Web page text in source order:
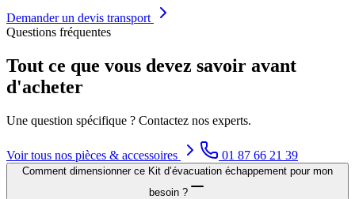
Demander un devis transport
Questions fréquentes
Tout ce que vous devez savoir avant
d'acheter
Une question spécifique ? Contactez nos experts.
Voir tous nos pièces & accessoires 01 87 66 21 39
Comment dimensionner ce Kit d’évacuation échappement pour mon
besoin ?